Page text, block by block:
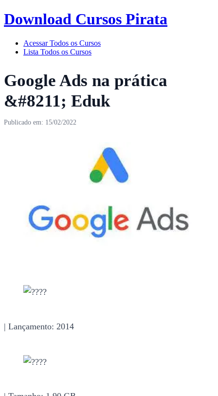
Download Cursos Pirata
Acessar Todos os Cursos
Lista Todos os Cursos
Google Ads na prática
&#8211; Eduk
Publicado em: 15/02/2022
| Lançamento: 2014